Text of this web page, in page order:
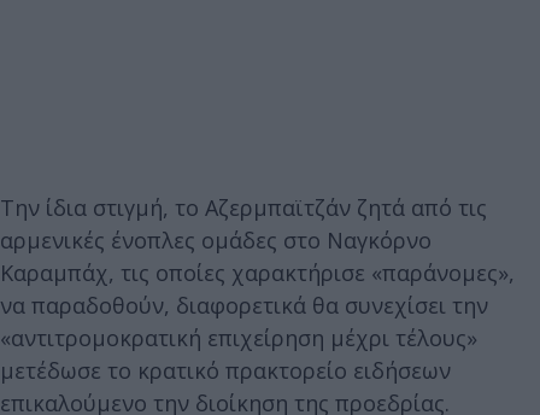
Την ίδια στιγμή, το Αζερμπαϊτζάν ζητά από τις
αρμενικές ένοπλες ομάδες στο Ναγκόρνο
Καραμπάχ, τις οποίες χαρακτήρισε «παράνομες»,
να παραδοθούν, διαφορετικά θα συνεχίσει την
«αντιτρομοκρατική επιχείρηση μέχρι τέλους»
μετέδωσε το κρατικό πρακτορείο ειδήσεων
επικαλούμενο την διοίκηση της προεδρίας.